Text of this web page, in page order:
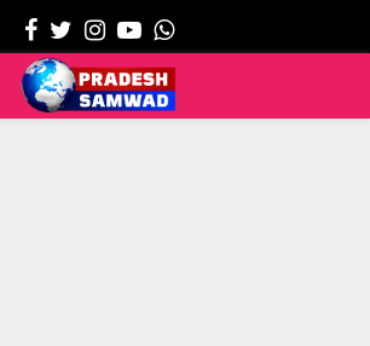
Facebook
Twitter
Instagram
Youtube
Whatsapp